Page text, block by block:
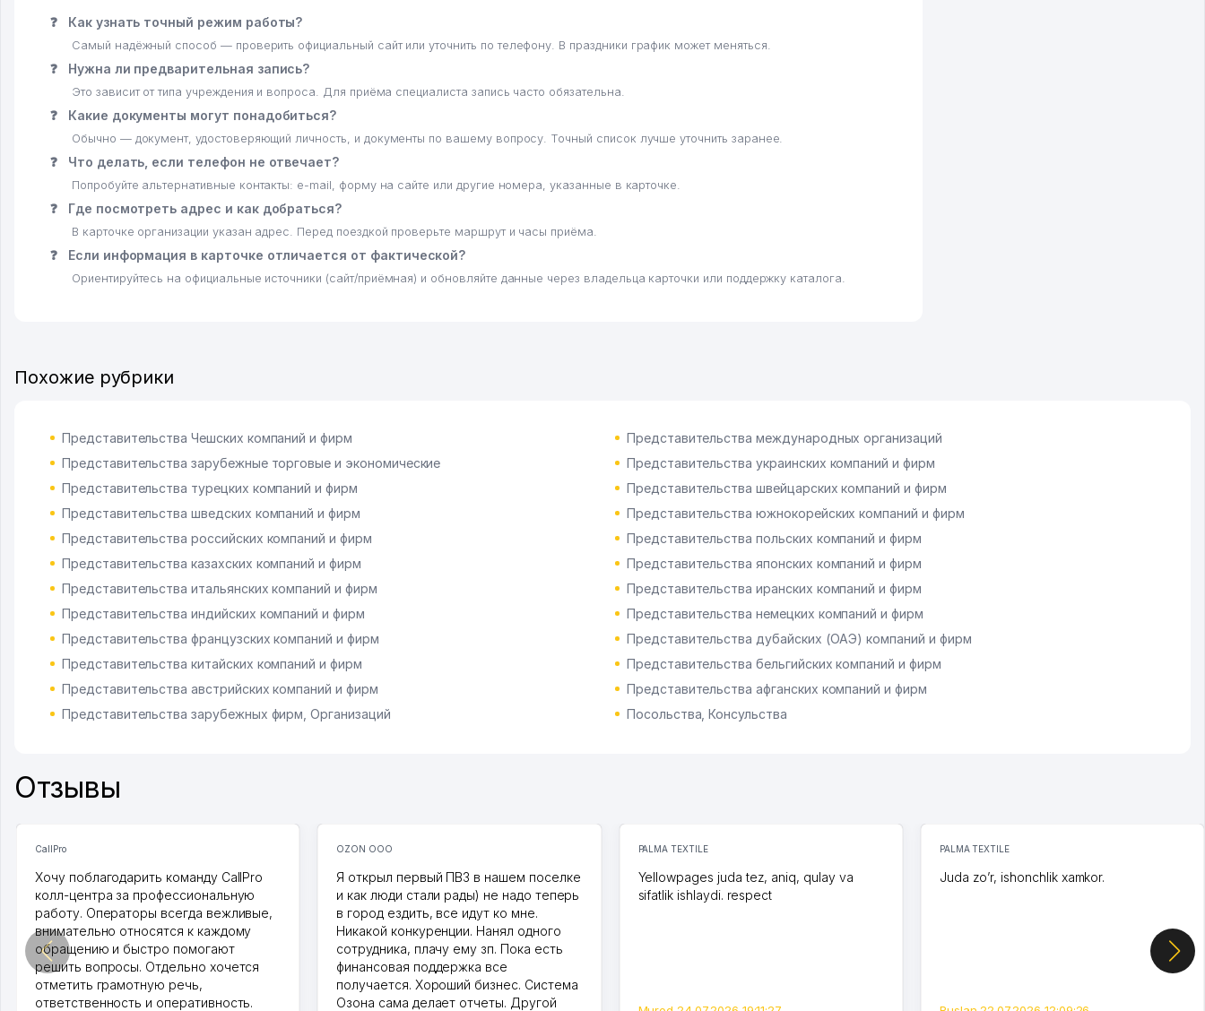
❓ Как узнать точный режим работы?
Самый надёжный способ — проверить официальный сайт или уточнить по телефону. В праздники график может меняться.
❓ Нужна ли предварительная запись?
Это зависит от типа учреждения и вопроса. Для приёма специалиста запись часто обязательна.
❓ Какие документы могут понадобиться?
Обычно — документ, удостоверяющий личность, и документы по вашему вопросу. Точный список лучше уточнить заранее.
❓ Что делать, если телефон не отвечает?
Попробуйте альтернативные контакты: e-mail, форму на сайте или другие номера, указанные в карточке.
❓ Где посмотреть адрес и как добраться?
В карточке организации указан адрес. Перед поездкой проверьте маршрут и часы приёма.
❓ Если информация в карточке отличается от фактической?
Ориентируйтесь на официальные источники (сайт/приёмная) и обновляйте данные через владельца карточки или поддержку каталога.
Похожие рубрики
Представительства Чешских компаний и фирм
Представительства международных организаций
Представительства зарубежные торговые и экономические
Представительства украинских компаний и фирм
Представительства турецких компаний и фирм
Представительства швейцарских компаний и фирм
Представительства шведских компаний и фирм
Представительства южнокорейских компаний и фирм
Представительства российских компаний и фирм
Представительства польских компаний и фирм
Представительства казахских компаний и фирм
Представительства японских компаний и фирм
Представительства итальянских компаний и фирм
Представительства иранских компаний и фирм
Представительства индийских компаний и фирм
Представительства немецких компаний и фирм
Представительства французских компаний и фирм
Представительства дубайских (ОАЭ) компаний и фирм
Представительства китайских компаний и фирм
Представительства бельгийских компаний и фирм
Представительства австрийских компаний и фирм
Представительства афганских компаний и фирм
Представительства зарубежных фирм, Организаций
Посольства, Консульства
Отзывы
CallPro
Хочу поблагодарить команду CallPro
колл-центра за профессиональную
работу. Операторы всегда вежливые,
внимательно относятся к каждому
обращению и быстро помогают
решить вопросы. Отдельно хочется
отметить грамотную речь,
ответственность и оперативность.
OZON ООО
Я открыл первый ПВЗ в нашем поселке
и как люди стали рады) не надо теперь
в город ездить, все идут ко мне.
Никакой конкуренции. Нанял одного
сотрудника, плачу ему зп. Пока есть
финансовая поддержка все
получается. Хороший бизнес. Система
Озона сама делает отчеты. Другой
PALMA TEXTILE
Yellowpages juda tez, aniq, qulay va
sifatlik ishlaydi. respect
PALMA TEXTILE
Juda zo’r, ishonchlik xamkor.